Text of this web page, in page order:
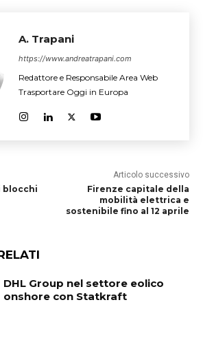
A. Trapani
https://www.andreatrapani.com
Redattore e Responsabile Area Web
Trasportare Oggi in Europa
blocchi
Articolo successivo
Firenze capitale della
mobilità elettrica e
sostenibile fino al 12 aprile
DHL Group nel settore eolico
onshore con Statkraft